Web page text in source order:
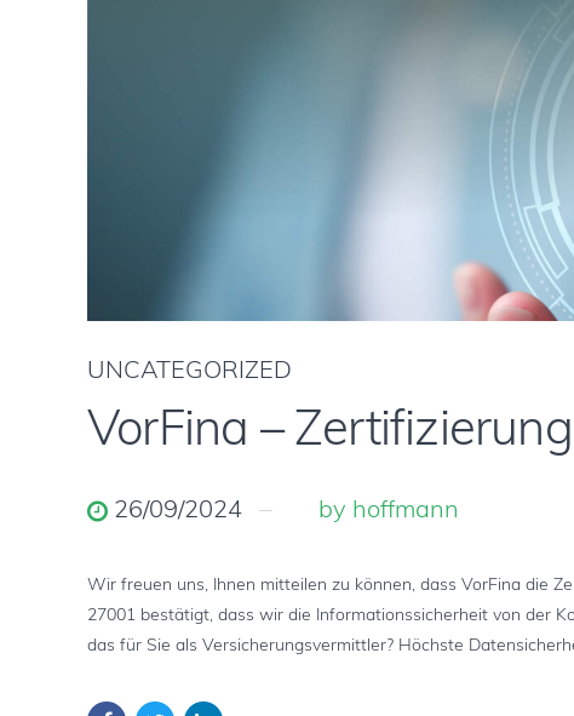
UNCATEGORIZED
VorFina –
26/09/2024 by hoffmann
Wir freuen uns, Ihnen mitteilen zu können, dass VorFina die
27001 bestätigt, dass wir die Informationssicherheit von der
das für Sie als Versicherungsvermittler? Höchste